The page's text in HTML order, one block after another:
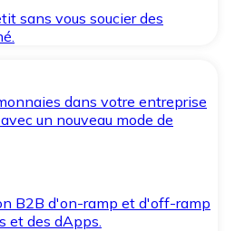
sans vous soucier des
dans votre entreprise
un nouveau mode de
B2B d'on-ramp et d'off-ramp
et des dApps.